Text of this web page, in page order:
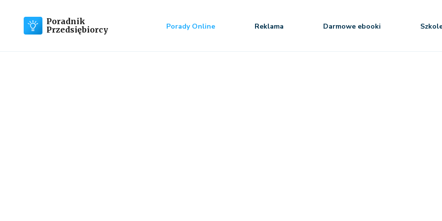
Poradnik
Przedsiębiorcy
Porady Online Reklama Darmowe ebooki